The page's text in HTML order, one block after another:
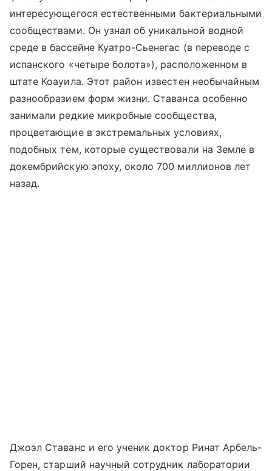
интересующегося естественными бактериальными
сообществами. Он узнал об уникальной водной
среде в бассейне Куатро-Сьенегас (в переводе с
испанского «четыре болота»), расположенном в
штате Коауила. Этот район известен необычайным
разнообразием форм жизни. Ставанса особенно
занимали редкие микробные сообщества,
процветающие в экстремальных условиях,
подобных тем, которые существовали на Земле в
докембрийскую эпоху, около 700 миллионов лет
назад.
Джоэл Ставанс и его ученик доктор Ринат Арбель-
Горен, старший научный сотрудник лаборатории